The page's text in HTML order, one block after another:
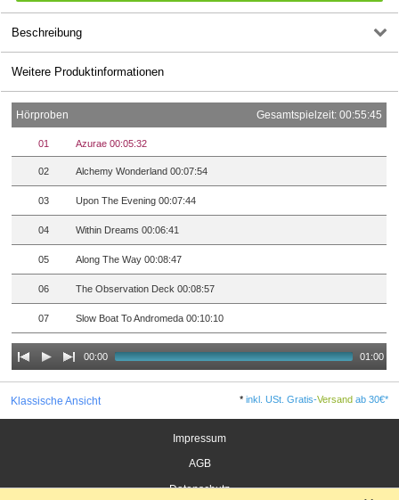
Beschreibung
Weitere Produktinformationen
Hörproben Gesamtspielzeit: 00:55:45
01 Azurae 00:05:32
02 Alchemy Wonderland 00:07:54
03 Upon The Evening 00:07:44
04 Within Dreams 00:06:41
05 Along The Way 00:08:47
06 The Observation Deck 00:08:57
07 Slow Boat To Andromeda 00:10:10
00:00 01:00
Klassische Ansicht *inkl. USt. Gratis-Versand ab 30€*
Impressum
AGB
Datenschutz